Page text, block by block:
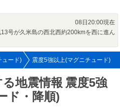
08日20:00現在
号が久米島の西北西約200kmを西に進ん
ュード) 震度5強以上(マグニチュード)
地震情報 震度5強
ド・降順)